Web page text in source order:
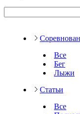
Все
Бег
Лыжи
Статьи
Все